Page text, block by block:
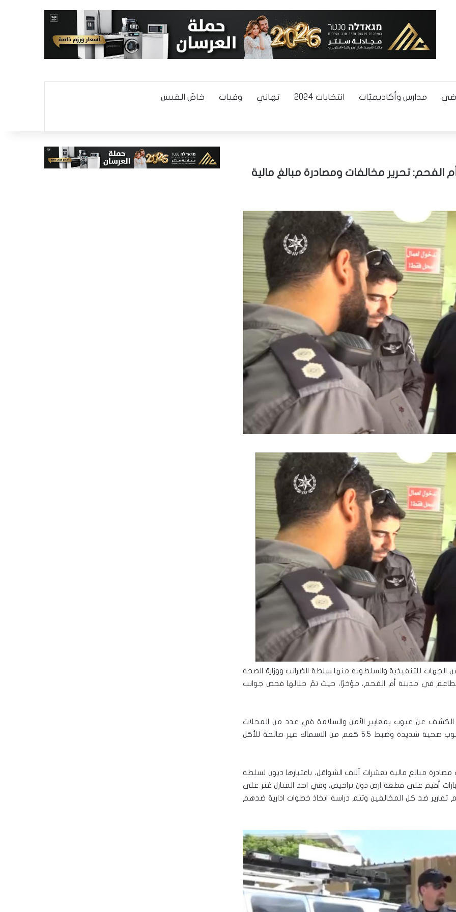
مدارس وأكاديميّات انتخابات 2024 تهاني وفيات خاصّ القبس
تحرير مخالفات ومصادرة مبالغ مالية
الجهات للتنفيذية والسلطوية منها سلطة الضرائب ووزارة الصحة
ومطاعم في مدينة أم الفحم، مؤخرًا، حيث تمّ خلالها فحص جوانب
الكشف عن عيوب بمعايير الأمن والسلامة في عدد من المحلات
المذكورة، كما أنّه تمّ في احد المطاعم الكشف عن عيوب صحية شديدة وضبط 5.5 كغم من الاسماك غير صالحة للأكل
مبالغ مالية بعشرات آلاف الشواقل، باعتبارها ديون لسلطة
أقيم على قطعة ارض دون تراخيص، وفي احد المنازل عُثر على
تقارير ضد كل المخالفين وتتم دراسة اتخاذ خطوات ادارية ضدهم